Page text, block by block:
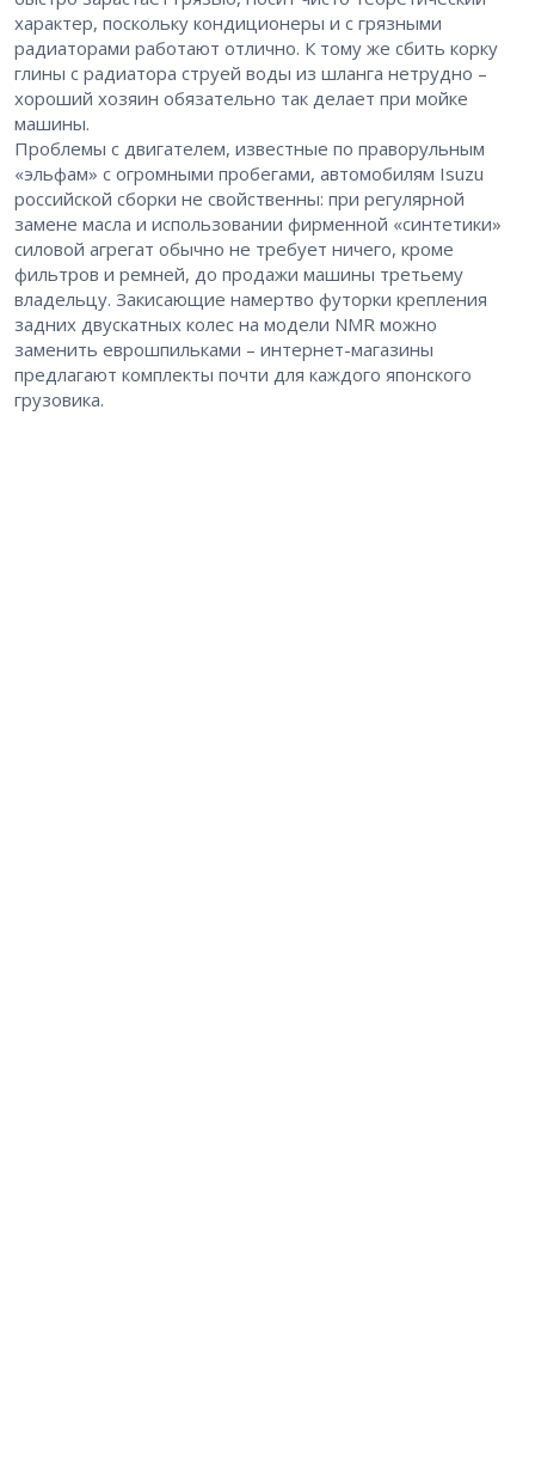
характер, поскольку кондиционеры и с грязными
радиаторами работают отлично. К тому же сбить корку
глины с радиатора струей воды из шланга нетрудно –
хороший хозяин обязательно так делает при мойке
машины.
Проблемы с двигателем, известные по праворульным
«эльфам» с огромными пробегами, автомобилям Isuzu
российской сборки не свойственны: при регулярной
замене масла и использовании фирменной «синтетики»
силовой агрегат обычно не требует ничего, кроме
фильтров и ремней, до продажи машины третьему
владельцу. Закисающие намертво футорки крепления
задних двускатных колес на модели NMR можно
заменить еврошпильками – интернет-магазины
предлагают комплекты почти для каждого японского
грузовика.